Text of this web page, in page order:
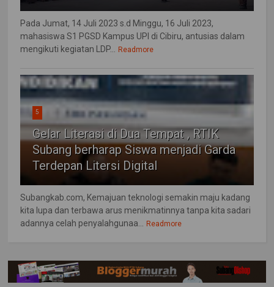
Pada Jumat, 14 Juli 2023 s.d Minggu, 16 Juli 2023,
mahasiswa S1 PGSD Kampus UPI di Cibiru, antusias dalam
mengikuti kegiatan LDP... Readmore
5
Gelar Literasi di Dua Tempat , RTIK
Subang berharap Siswa menjadi Garda
Terdepan Litersi Digital
Subangkab.com, Kemajuan teknologi semakin maju kadang
kita lupa dan terbawa arus menikmatinnya tanpa kita sadari
adannya celah penyalahgunaa... Readmore